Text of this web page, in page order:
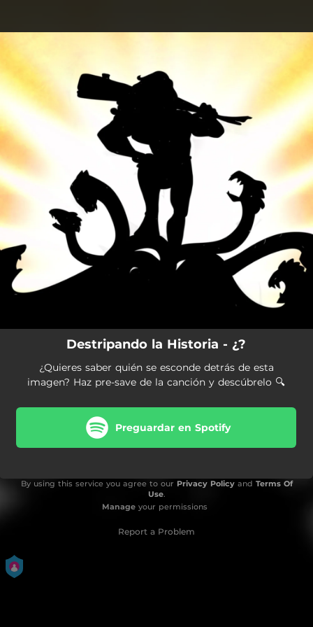
Destripando la Historia - ¿?
¿Quieres saber quién se esconde detrás de esta
imagen? Haz pre-save de la canción y descúbrelo 🔍
Preguardar en Spotify
By using this service you agree to our Privacy Policyand Terms Of
Use.
Manageyour permissions
Report a Problem